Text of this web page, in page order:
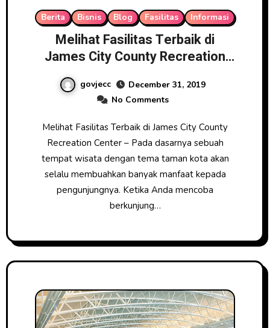
Berita Bisnis Blog Fasilitas Informasi
Melihat Fasilitas Terbaik di
James City County Recreation
govjecc
December 31, 2019
No Comments
Melihat Fasilitas Terbaik di James City County
Recreation Center – Pada dasarnya sebuah
tempat wisata dengan tema taman kota akan
selalu membuahkan banyak manfaat kepada
pengunjungnya. Ketika Anda mencoba
berkunjung…